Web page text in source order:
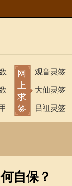
网
上
求
签
观音灵签
大仙灵签
吕祖灵签
自保？